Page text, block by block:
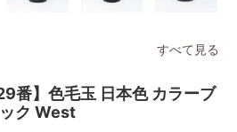
すべて見る
番】色毛玉 日本色 カラーブ
ック West